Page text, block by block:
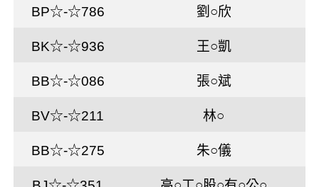
BP☆-☆786 劉○欣
BK☆-☆936 王○凱
BB☆-☆086 張○斌
BV☆-☆211 林○
BB☆-☆275 朱○儀